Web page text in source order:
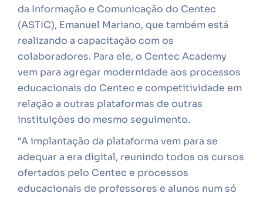
da Informação e Comunicação do Centec
(ASTIC), Emanuel Mariano, que também está
realizando a capacitação com os
colaboradores. Para ele, o Centec Academy
vem para agregar modernidade aos processos
educacionais do Centec e competitividade em
relação a outras plataformas de outras
instituições do mesmo seguimento.
“A implantação da plataforma vem para se
adequar a era digital, reunindo todos os cursos
ofertados pelo Centec e processos
educacionais de professores e alunos num só